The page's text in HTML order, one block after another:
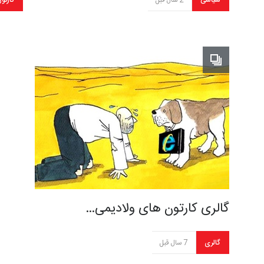
گالری کارتون های ولادیمی…
گالری 7 سال قبل